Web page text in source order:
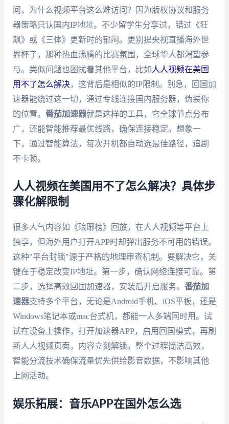
问，为什么视频平台这么难访问？因为版权协议和服务
器策略只认国内IP地址。不少留学生分享过，错过《狂
飙》或《三体》更新时的郁闷。更别提央视直播海外世
界杯了，那种热血沸腾的比赛氛围，全球华人都渴望参
与。类似问题也困扰着其他平台，比如 人人视频在美国
用不了怎么解决，这背后是相似的IP限制。别急，回国加
速器能绕过这一切，通过专线连接国内服务器，伪装你
的位置。 番茄加速器就是这样的工具，它全球节点分布
广，还能智能推荐最优线路，确保连接稳定。想象一
下，通过智能算法，每次开机都自动选最佳路径，追剧
不卡顿。
人人视频在美国用不了怎么解决？具体步
骤化解限制
很多人气内容如《琅琊榜》回放，在人人视频等平台上
独享，但海外用户打开APP时却弹出服务不可用的错误。
这种"平台封锁"源于严格的地理审查机制。要解决它，关
键在于稳定改变IP地址。第一步，确认网络连接可靠。第
二步，选择高效回国加速器，安装后开启服务。 番茄加
速器支持多个平台，无论是Android手机、iOS平板，还是
Windows笔记本或mac台式机，都能一人多端同时用。试
试在设备上操作，打开加速器APP，启用回国模式，再刷
新人人视频页面，内容立刻解锁。整个过程简洁高效，
智能分流技术确保流量优先供给影音数据，不影响其他
上网活动。
娱乐拓展：音乐APP在国外怎么选